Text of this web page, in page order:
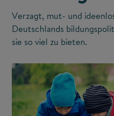
Verzagt, mut- und
Deutschlands
sie so viel zu bieten.